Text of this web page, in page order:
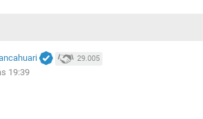
29.005
19:39